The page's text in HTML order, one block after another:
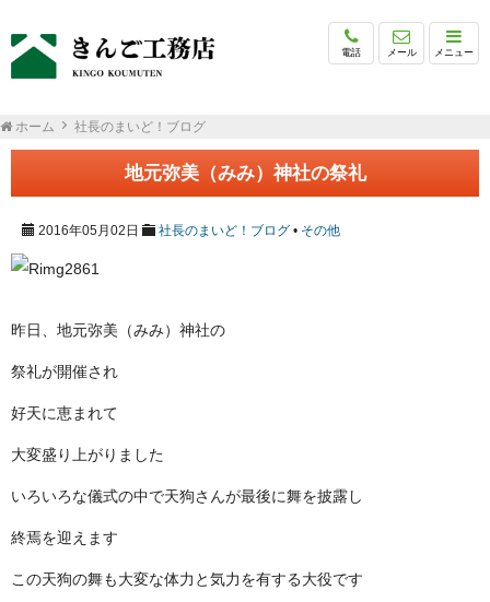
電話 メール メニュー
ホーム 社長のまいど！ブログ
地元弥美（みみ）神社の祭礼
2016年05月02日 社長のまいど！ブログ • その他
昨日、地元弥美（みみ）神社の
祭礼が開催され
好天に恵まれて
大変盛り上がりました
いろいろな儀式の中で天狗さんが最後に舞を披露し
終焉を迎えます
この天狗の舞も大変な体力と気力を有する大役です